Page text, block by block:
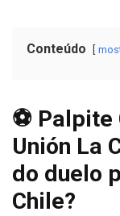
Conteúdo
⚽ Palpite
Unión La
do duelo
Chile?